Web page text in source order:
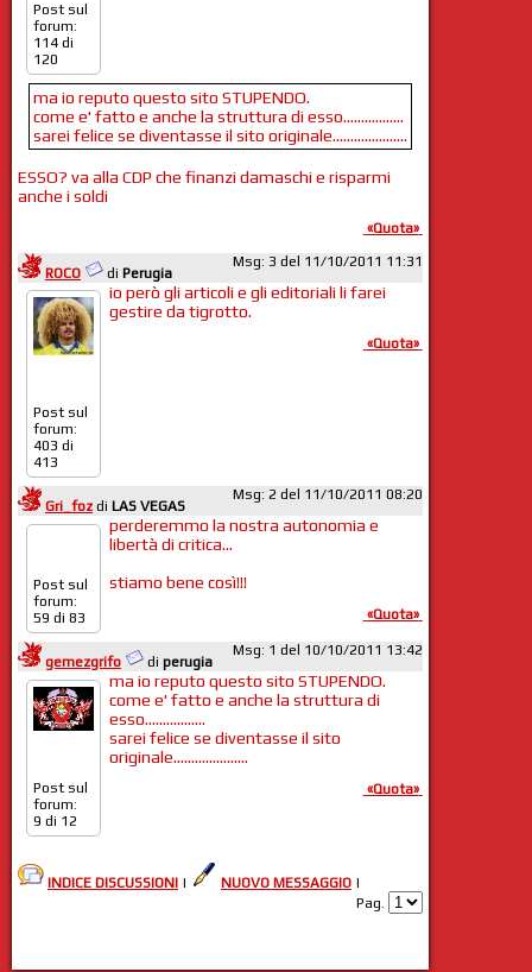
Post sul
forum:
114 di
120
ma io reputo questo sito STUPENDO.
come e' fatto e anche la struttura di esso.................
sarei felice se diventasse il sito originale.....................
ESSO? va alla CDP che finanzi damaschi e risparmi
anche i soldi
«Quota»
ROCO di Perugia
Msg: 3 del 11/10/2011 11:31
Post sul
forum:
403 di
413
io però gli articoli e gli editoriali li farei
gestire da tigrotto.
«Quota»
Gri_foz di LAS VEGAS
Msg: 2 del 11/10/2011 08:20
Post sul
forum:
59 di 83
perderemmo la nostra autonomia e
libertà di critica...
stiamo bene così!!!
«Quota»
gemezgrifo di perugia
Msg: 1 del 10/10/2011 13:42
Post sul
forum:
9 di 12
ma io reputo questo sito STUPENDO.
come e' fatto e anche la struttura di
esso.................
sarei felice se diventasse il sito
originale.....................
«Quota»
INDICE DISCUSSIONI | NUOVO MESSAGGIO |
Pag.